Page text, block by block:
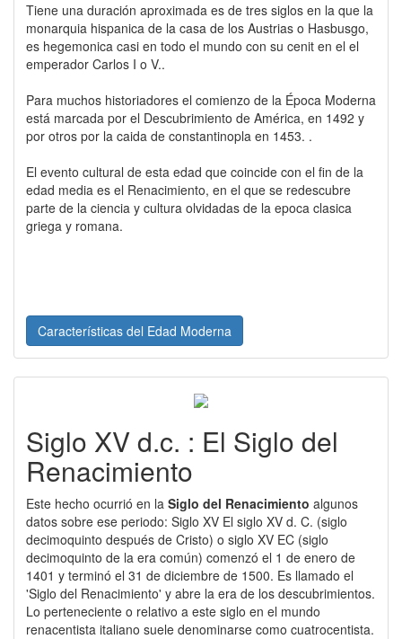
Tiene una duración aproximada es de tres siglos en la que la
monarquia hispanica de la casa de los Austrias o Hasbusgo,
es hegemonica casi en todo el mundo con su cenit en el el
emperador Carlos I o V..
Para muchos historiadores el comienzo de la Época Moderna
está marcada por el Descubrimiento de América, en 1492 y
por otros por la caida de constantinopla en 1453. .
El evento cultural de esta edad que coincide con el fin de la
edad media es el Renacimiento, en el que se redescubre
parte de la ciencia y cultura olvidadas de la epoca clasica
griega y romana.
Características del Edad Moderna
Siglo XV d.c. : El Siglo del
Renacimiento
Este hecho ocurrió en la Siglo del Renacimiento algunos
datos sobre ese periodo: Siglo XV El siglo XV d. C. (siglo
decimoquinto después de Cristo) o siglo XV EC (siglo
decimoquinto de la era común) comenzó el 1 de enero de
1401 y terminó el 31 de diciembre de 1500. Es llamado el
'Siglo del Renacimiento' y abre la era de los descubrimientos.
Lo perteneciente o relativo a este siglo en el mundo
renacentista italiano suele denominarse como cuatrocentista.